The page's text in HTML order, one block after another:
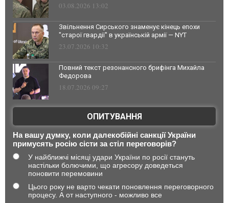
03.08.2026 13:02
Звільнення Сирського знаменує кінець епохи
"старої гвардії" в українській армії — NYT
23.07.2026 10:32
Повний текст резонансного брифінга Михайла
Федорова
18.07.2026 09:27
ОПИТУВАННЯ
На вашу думку, коли далекобійні санкції України
примусять росію сісти за стіл переговорів?
У найближчі місяці удари України по росії стануть
настільки болючими, що агресору доведеться
поновити перемовини
Цього року не варто чекати поновлення переговорного
процесу. А от наступного - можливо все